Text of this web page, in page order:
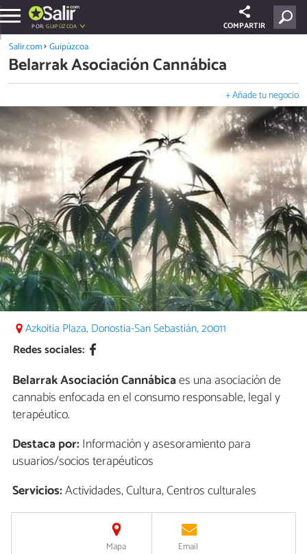
POR:GUIPÚZCOA COMPARTIR
Salir.com Guipúzcoa
Belarrak Asociación Cannábica
+ Añade tu negocio
Azkoitia Plaza, Donostia-San Sebastián, 20011
Redes sociales:
Belarrak Asociación Cannábicaes una asociación de
cannabis enfocada en el consumo responsable, legal y
terapéutico.
Destaca por:Información y asesoramiento para
usuarios/socios terapéuticos
Servicios:Actividades, Cultura, Centros culturales
Mapa Email